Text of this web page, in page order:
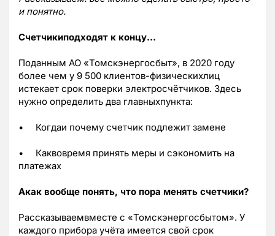
и понятно.
Счетчикиподходят к концу…
Поданным АО «Томскэнергосбыт», в 2020 году
более чем у 9 500 клиентов-физическихлиц
истекает срок поверки электросчётчиков. Здесь
нужно определить два главныхпункта:
• Когдаи почему счетчик подлежит замене
•
Каквовремя принять меры и сэкономить на
платежах
Акак вообще понять, что пора менять счетчики?
Рассказываемвместе с «Томскэнергосбытом». У
каждого прибора учёта имеется свой срок